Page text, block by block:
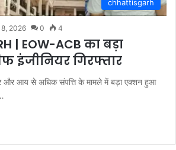
chhattisgarh
2026 0 4
| EOW-ACB का बड़ा
इंजीनियर गिरफ्तार
और आय से अधिक संपत्ति के मामले में बड़ा एक्शन हुआ